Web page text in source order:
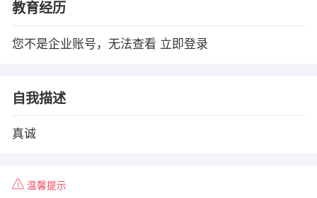
教育经历
您不是企业账号，无法查看 立即登录
自我描述
真诚
温馨提示